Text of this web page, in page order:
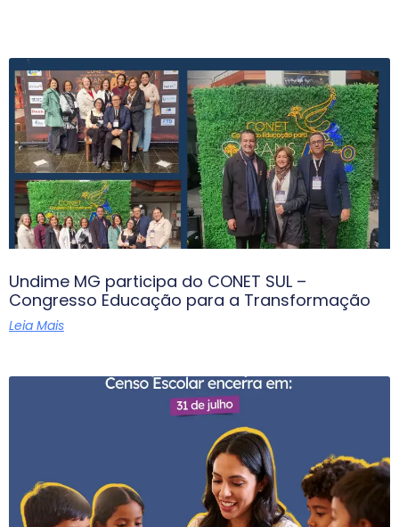
Undime MG participa do CONET SUL –
Congresso Educação para a Transformação
Leia Mais